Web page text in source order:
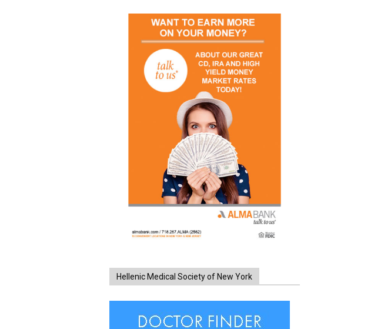
Hellenic Medical Society of New York